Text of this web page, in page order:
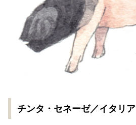
チンタ・セネーゼ／イタリア